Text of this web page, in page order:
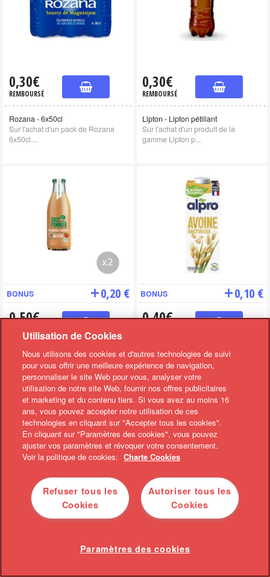
0,30€
REMBOURSÉ
Rozana - 6x50cl
Sur l'achat d'un pack de Rozana
6x50cl....
0,30€
REMBOURSÉ
Lipton - Lipton pétillant
Sur l'achat d'un produit de la
gamme Lipton p...
BONUS 0,20 €
0,50€
Sous le Pommier - Pur jus de
Pomme Nature ou...
Sur l'achat de 2 purs jus Sous le
Pommier 1L...
BONUS 0,10 €
0,40€
alpro - Boissons Végétales
Sur l'achat d'un produit alpro de
la gamme bo...
BIENTÔT ÉPUISÉ
0,20€
Utilisation de Cookies
Nous utilisons des cookies et d'autres technologies de suivi
pour vous offrir une meilleure expérience de navigation,
personnaliser le site Web pour vous, analyser votre
utilisation de notre site Web, fournir nos offres publicitaires
et marketing et du contenu tiers. Si vous avez au moins 16
ans, vous pouvez accepter notre utilisation de ces
technologies en cliquant sur "Accepter tous les cookies".
En cliquant sur "Paramètres des cookies", vous pouvez
ajuster vos paramètres et révoquer votre consentement.
Voir la politique de cookies: Charte Cookies
Autoriser tous les
Cookies
Refuser tous les
Cookies
Paramètres des cookies